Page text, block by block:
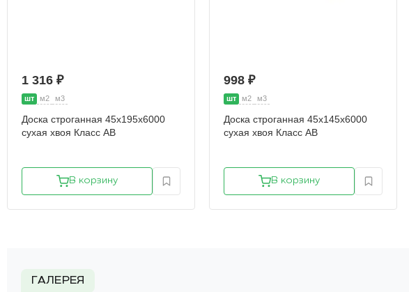
1 316 ₽
шт м2 м3
Доска строганная 45х195х6000
сухая хвоя Класс АВ
В корзину
998 ₽
шт м2 м3
Доска строганная 45х145х6000
сухая хвоя Класс АВ
В корзину
ГАЛЕРЕЯ